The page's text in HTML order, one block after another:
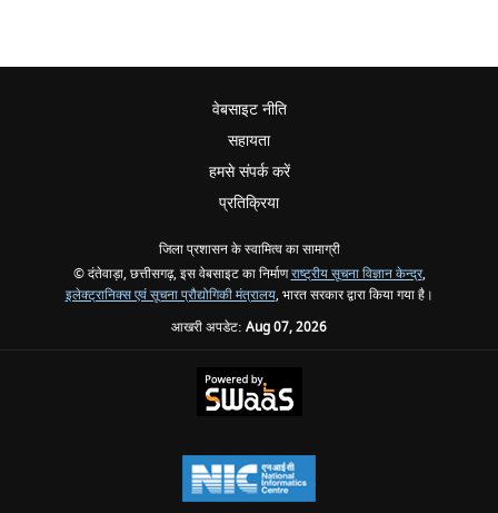
वेबसाइट नीति
सहायता
हमसे संपर्क करें
प्रतिक्रिया
जिला प्रशासन के स्वामित्व का सामाग्री
© दंतेवाड़ा, छत्तीसगढ़, इस वेबसाइट का निर्माणराष्ट्रीय सूचना विज्ञान केन्द्र,
इलेक्ट्रानिक्स एवं सूचना प्रौद्योगिकी मंत्रालय, भारत सरकार द्वारा किया गया है।
आखरी अपडेट: Aug 07, 2026